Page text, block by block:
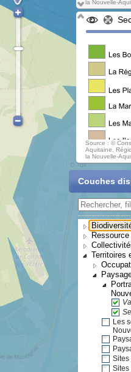
la Nouvelle-
Source : ©
Aquitaine,
la Nouvelle-
Couches
Territoires
Les
Sites
Sites